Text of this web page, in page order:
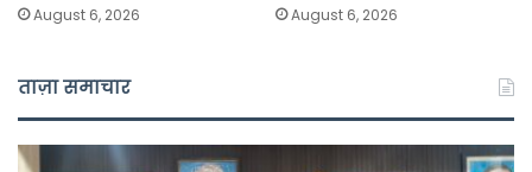
August 6, 2026 August 6, 2026
ताज़ा समाचार